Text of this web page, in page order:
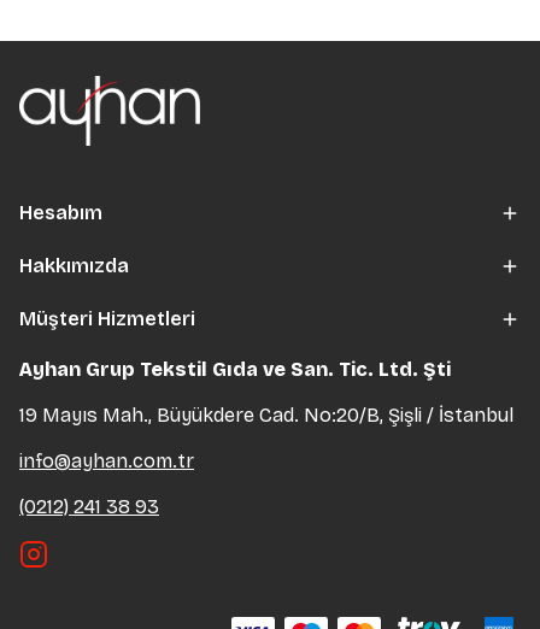
Hesabım
Hakkımızda
Müşteri Hizmetleri
Ayhan Grup Tekstil Gıda ve San. Tic. Ltd. Şti
19 Mayıs Mah., Büyükdere Cad. No:20/B, Şişli / İstanbul
info@ayhan.com.tr
(0212) 241 38 93